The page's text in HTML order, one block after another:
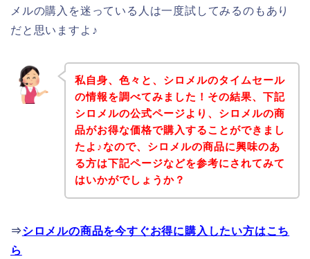
メルの購入を迷っている人は一度試してみるのもあり
だと思いますよ♪
私自身、色々と、シロメルのタイムセール
の情報を調べてみました！その結果、下記
シロメルの公式ページより、シロメルの商
品がお得な価格で購入することができまし
たよ♪なので、シロメルの商品に興味のあ
る方は下記ページなどを参考にされてみて
はいかがでしょうか？
⇒シロメルの商品を今すぐお得に購入したい方はこち
ら